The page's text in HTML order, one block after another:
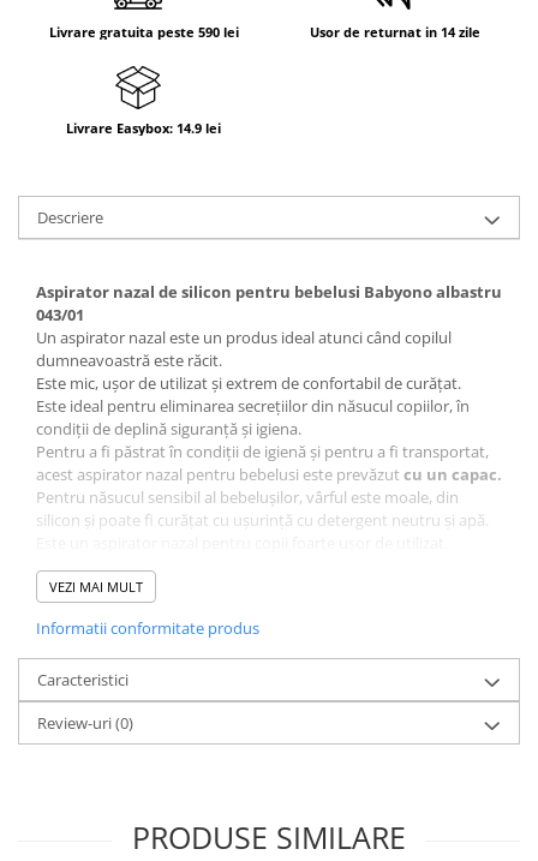
Mese de infasat COMFORT 50x70
Mese de infasat COMFORT 50x80
Mese de infasat pliabile
cm
Patuturi pliabile
Sisteme de siguranta copii
Igiena si ingrijire copii
Jucarii bebelusi
Carusele patut
Centre de activitati
Jucarii bip-bip si chitaitoare
Jucarii de agatat
Jucarii de atasament
Jucarii educative bebe
Jucarii muzicale
Jucarii de exterior
Livrare gratuita peste 590 lei Usor de returnat in 14 zile
Livrare Easybox: 14.9 lei
Descriere
Aspirator nazal de silicon pentru bebelusi Babyono albastru
043/01
Un aspirator nazal este un produs ideal atunci când copilul
dumneavoastră este răcit.
Este mic, ușor de utilizat și extrem de confortabil de curățat.
Este ideal pentru eliminarea secrețiilor din năsucul copiilor, în
condiții de deplină siguranță și igiena.
Pentru a fi păstrat în condiții de igienă și pentru a fi transportat,
acest aspirator nazal pentru bebelusi este prevăzut cu un capac.
Pentru năsucul sensibil al bebelușilor, vârful este moale, din
silicon și poate fi curățat cu ușurință cu detergent neutru și apă.
VEZI MAI MULT
Informatii conformitate produs
Caracteristici
Review-uri(0)
PRODUSE SIMILARE